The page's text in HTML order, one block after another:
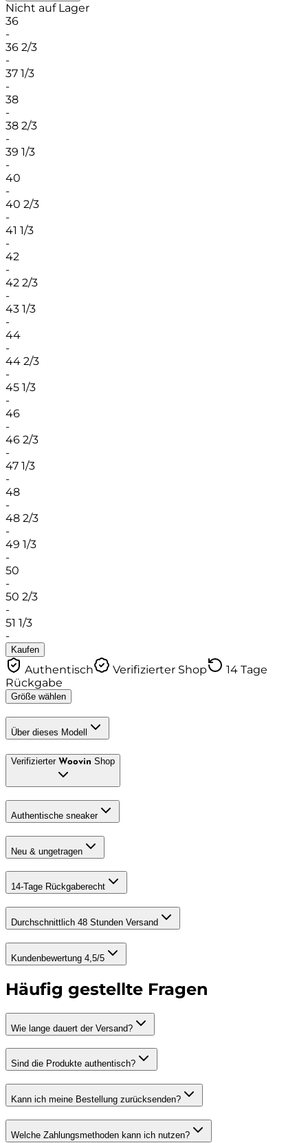
Nicht auf Lager
36
-
36 2/3
-
37 1/3
-
38
-
38 2/3
-
39 1/3
-
40
-
40 2/3
-
41 1/3
-
42
-
42 2/3
-
43 1/3
-
44
-
44 2/3
-
45 1/3
-
46
-
46 2/3
-
47 1/3
-
48
-
48 2/3
-
49 1/3
-
50
-
50 2/3
-
51 1/3
-
Kaufen
Authentisch Verifizierter Shop
14 Tage
Rückgabe
Größe wählen
Über dieses Modell
Verifizierter Woovin Shop
Authentische sneaker
Neu & ungetragen
14-Tage Rückgaberecht
Durchschnittlich 48 Stunden Versand
Kundenbewertung 4,5/5
Häufig gestellte Fragen
Wie lange dauert der Versand?
Sind die Produkte authentisch?
Kann ich meine Bestellung zurücksenden?
Welche Zahlungsmethoden kann ich nutzen?